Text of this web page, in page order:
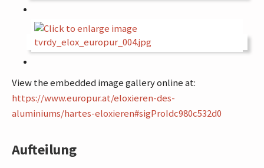
View the embedded image gallery online at:
https://www.europur.at/eloxieren-des-
aluminiums/hartes-eloxieren#sigProIdc980c532d0
Aufteilung